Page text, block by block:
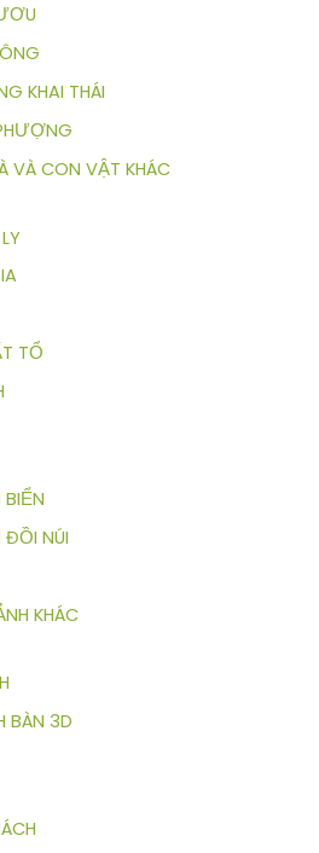
KHAI THÁI
VÀ CON VẬT KHÁC
TỔ
BIỂN
ĐỒI NÚI
KHÁC
BÀN 3D